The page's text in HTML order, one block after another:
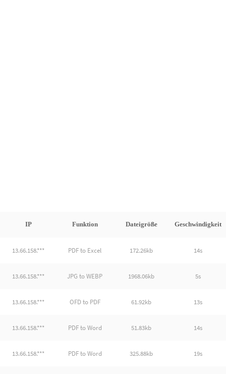
IP Funktion Dateigröße Geschwindigkeit
13.66.158.*** PDF to Excel 172.26kb 14s
13.66.158.*** JPG to WEBP 1968.06kb 5s
13.66.158.*** OFD to PDF 61.92kb 13s
13.66.158.*** PDF to Word 51.83kb 14s
13.66.158.*** PDF to Word 325.88kb 19s